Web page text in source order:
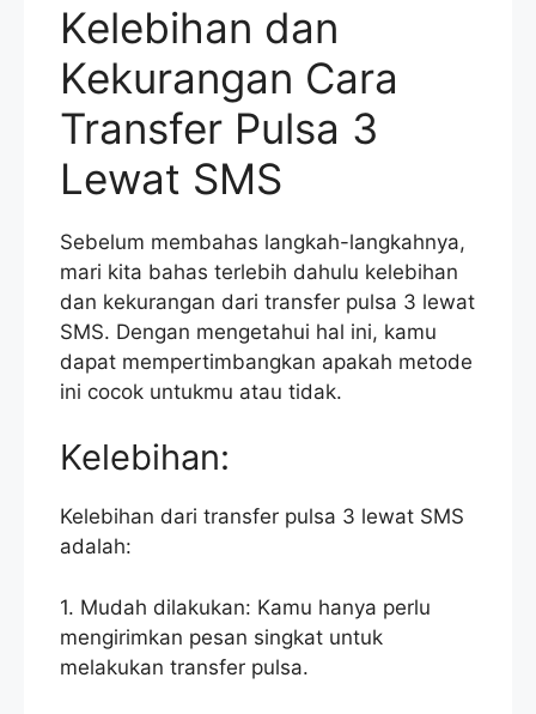
Kelebihan dan
Kekurangan Cara
Transfer Pulsa 3
Lewat SMS
Sebelum membahas langkah-langkahnya,
mari kita bahas terlebih dahulu kelebihan
dan kekurangan dari transfer pulsa 3 lewat
SMS. Dengan mengetahui hal ini, kamu
dapat mempertimbangkan apakah metode
ini cocok untukmu atau tidak.
Kelebihan:
Kelebihan dari transfer pulsa 3 lewat SMS
adalah:
1. Mudah dilakukan: Kamu hanya perlu
mengirimkan pesan singkat untuk
melakukan transfer pulsa.